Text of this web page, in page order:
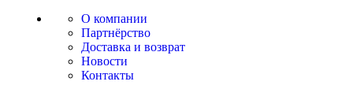
О компании
Партнёрство
Доставка и возврат
Новости
Контакты